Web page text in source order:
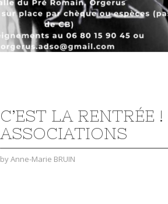
C’EST LA RENTRÉE
ASSOCIATIONS
byAnne-Marie BRUIN